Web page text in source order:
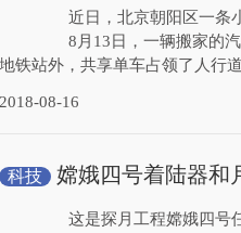
近日，北京朝阳区一条小路
8月13日，一辆搬家的汽
地铁站外，共享单车占领了人行
2018-08-16
科技
嫦娥四号着陆器和
这是探月工程嫦娥四号任务